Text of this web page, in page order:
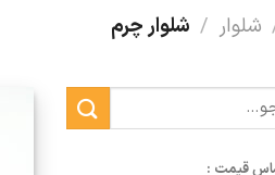
شلوار / شلوار چرم
قیمت :